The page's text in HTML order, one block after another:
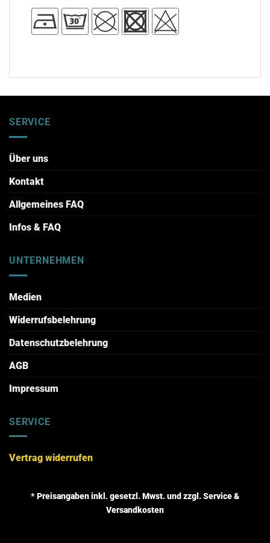
SERVICE
Über uns
Kontakt
Allgemeines FAQ
Infos & FAQ
UNTERNEHMEN
Medien
Widerrufsbelehrung
Datenschutzbelehrung
AGB
Impressum
SERVICE
Vertrag widerrufen
* Preisangaben inkl. gesetzl. Mwst. und zzgl. Service &
Versandkosten